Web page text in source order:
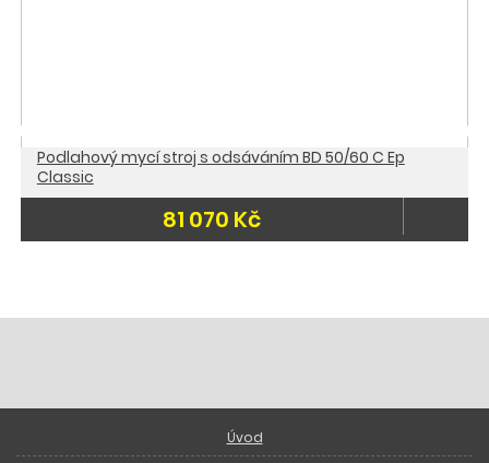
Podlahový mycí stroj s odsáváním BD 50/60 C Ep
Classic
81 070 Kč
Úvod